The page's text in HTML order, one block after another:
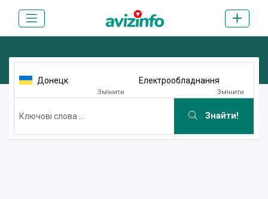
Донецк
Змінити
Електрообладнання
Змінити
Знайти!